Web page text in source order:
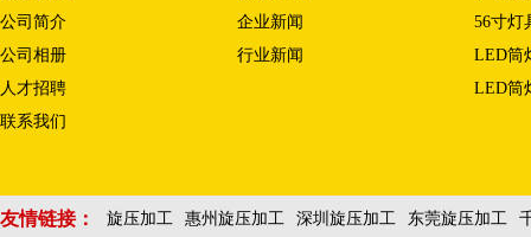
公司简介
公司相册
人才招聘
联系我们
企业新闻
行业新闻
56寸灯
LED筒
LED筒
友情链接： 旋压加工 惠州旋压加工 深圳旋压加工 东莞旋压加工